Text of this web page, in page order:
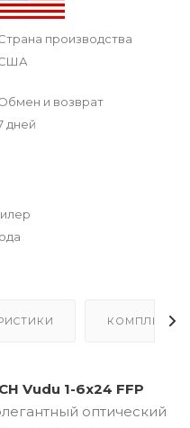
производства
и возврат
дней
Vudu 1-6x24 FFP
оптический